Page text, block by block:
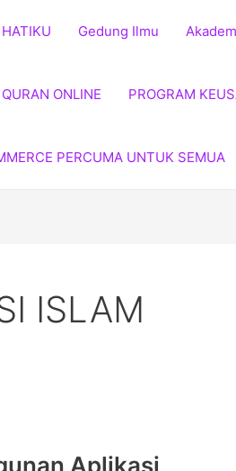
Gedung Ilmu
ONLINE PROGRAM
PERCUMA UNTUK SEMUA
ISLAM
Aplikasi